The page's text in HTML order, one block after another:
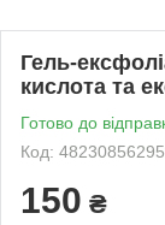
Гель-
кислота та
Готово до
Код:
150 ₴